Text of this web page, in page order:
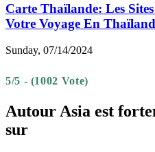
Carte Thaïlande: Les
Votre Voyage En
Sunday, 07/14/2024
5/5 - (1002 Vote)
Autour Asia est
sur